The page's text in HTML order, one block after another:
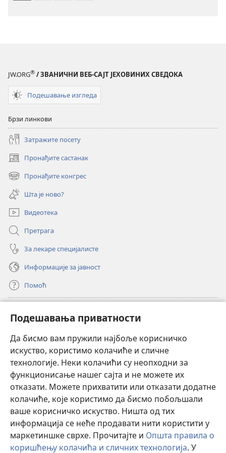
Подешавања приватности
Да бисмо вам пружили најбоље корисничко
искуство, користимо колачиће и сличне
технологије. Неки колачићи су неопходни за
функционисање нашег сајта и не можете их
отказати. Можете прихватити или отказати додатне
колачиће, које користимо да бисмо побољшали
ваше корисничко искуство. Ништа од тих
информација се неће продавати нити користити у
маркетиншке сврхе. Прочитајте и Општа правила о
коришћењу колачића и сличних технологија. У
JW.ORG® / ЗВАНИЧНИ ВЕБ-САЈТ ЈЕХОВИНИХ СВЕДОКА
Подешавање изгледа
Брзи линкови
Затражите посету
Пронађите састанак
(отвара
нови
прозор)
Пронађите конгрес
(отвара
нови
прозор)
Шта је ново?
Видеотека
Претрага
За лекаре специјалисте
Информације за јавност
Помоћ
(отвара
нови
прозор)ОНЛАЈН БИБЛИОТЕКА Watchtower
(отвара
нови
прозор)JW Hub®
(отвара
нови
прозор)JW Library
Watchtower Library ®